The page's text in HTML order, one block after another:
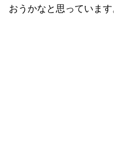
おうかなと思っています